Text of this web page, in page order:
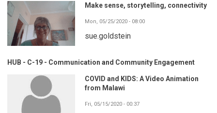
Make sense, storytelling, connectivity
Mon, 05/25/2020 - 08:00
sue.goldstein
HUB - C-19 - Communication and Community Engagement
COVID and KIDS: A Video Animation
from Malawi
Fri, 05/15/2020 - 00:37